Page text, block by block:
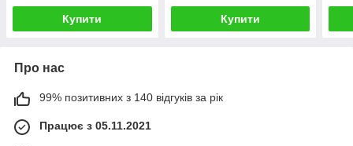
Купити Купити
Про нас
99% позитивних з 140 відгуків за рік
Працює з 05.11.2021